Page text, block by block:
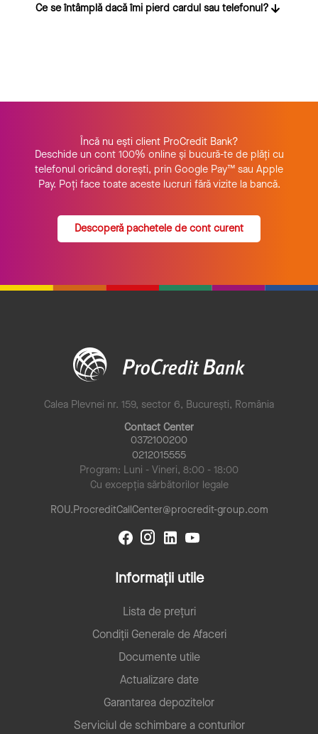
Ce se întâmplă dacă îmi pierd cardul sau telefonul?
Încă nu ești client ProCredit Bank?
Deschide un cont 100% online și bucură-te de plăți cu
telefonul oricând dorești, prin Google Pay™ sau Apple
Pay. Poți face toate aceste lucruri fără vizite la bancă.
Descoperă pachetele de cont curent
Calea Plevnei nr. 159, sector 6, București, România
Contact Center
0372100200
0212015555
Program: Luni - Vineri, 8:00 - 18:00
Cu excepția sărbătorilor legale
ROU.ProcreditCallCenter@procredit-group.com
Informații utile
Lista de prețuri
Condiții Generale de Afaceri
Documente utile
Actualizare date
Garantarea depozitelor
Serviciul de schimbare a conturilor